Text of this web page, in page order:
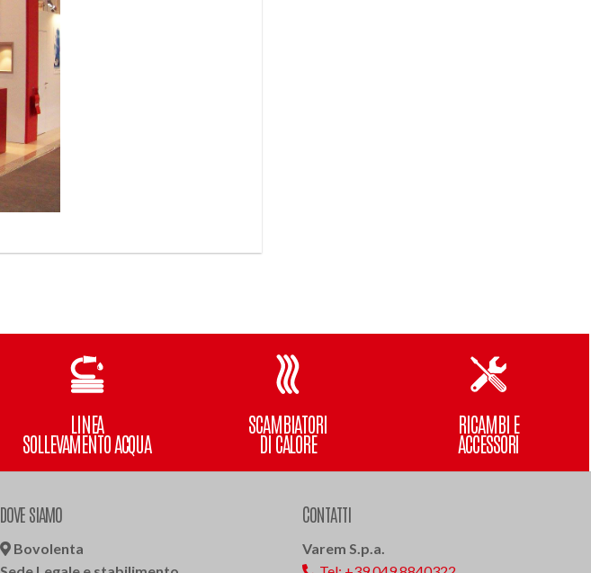
LINEA
SOLLEVAMENTO ACQUA
SCAMBIATORI
DI CALORE
RICAMBI E
ACCESSORI
DOVE SIAMO
Bovolenta
CONTATTI
Varem S.p.a.